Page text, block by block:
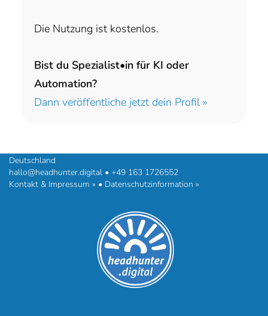
Die Nutzung ist kostenlos.
Bist du Spezialist•in für KI oder
Automation?
Dann veröffentliche jetzt dein Profil »
Deutschland
hallo@headhunter.digital • +49 163 1726552
Kontakt & Impressum » • Datenschutzinformation »